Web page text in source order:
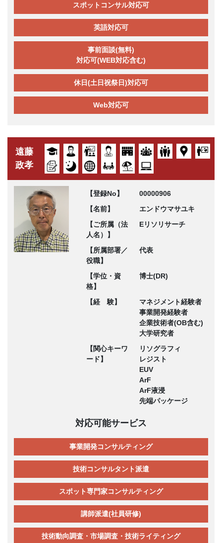
スポットコンサル対応可
英語対応可
事前面談(無料)
対応可(WEB対応含む)
休日(土日祝祭日)対応可
Web対応可
遠藤
政孝
【登録No】
00000906
【名前】
エンドウマサユキ
【ご所属（法
人名）】
Eリソリサーチ
【所属部署／
役職】
代表
【学位・資
格】
博士(DR)
【経 験】
マネジメント経験者
事業開発経験者
企業技術者(OB含む)
大学研究者
【関心キーワ
ード】
リソグラフィ
レジスト
EUV
ArF
ArF液浸
先端パッケージ
対応可能サービス
事業開発コンサルティング
技術コンサルタント派遣
スポット専門家コンサルティング
講師派遣(社員研修)
技術動向調査・市場調査・技術ライティング